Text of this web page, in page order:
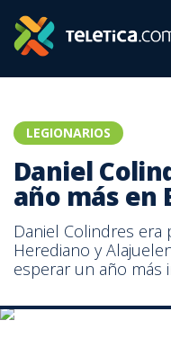
LEGIONARIOS
Daniel
año más en
Daniel Colindres era
Herediano y
esperar un año más